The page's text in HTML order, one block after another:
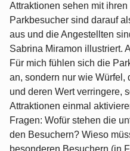
Attraktionen sehen mit
Parkbesucher sind darauf
aus und die Angestellten
Sabrina Miramon illustriert.
Für mich fühlen sich die
an, sondern nur wie Würfel,
und deren Wert verringere,
Attraktionen einmal
Fragen: Wofür stehen die
den Besuchern? Wieso